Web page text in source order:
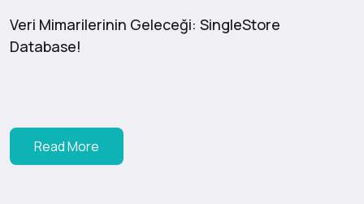
Veri Mimarilerinin Geleceği: SingleStore
Database!
Read More